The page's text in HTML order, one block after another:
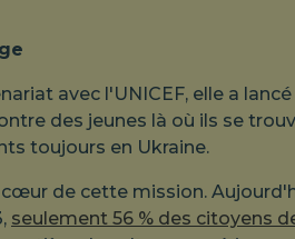
avec l'UNICEF, elle a lancé
des jeunes là où ils se
toujours en Ukraine.
de cette mission.
seulement 56 % des citoyens